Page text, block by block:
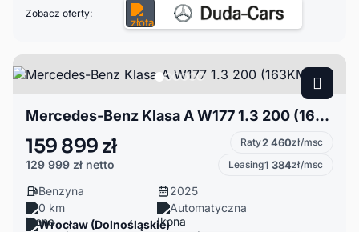
Zobacz oferty:
Mercedes-Benz Klasa A W177 1.3 200 (163KM)
159 899 zł
129 999 zł netto
Raty2 460zł/msc
Leasing1 384zł/msc
Benzyna
2025
0 km
Automatyczna
Wrocław (Dolnośląskie)